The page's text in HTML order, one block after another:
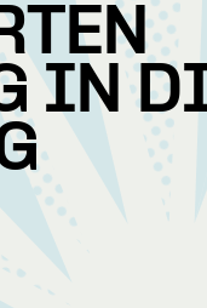
IN